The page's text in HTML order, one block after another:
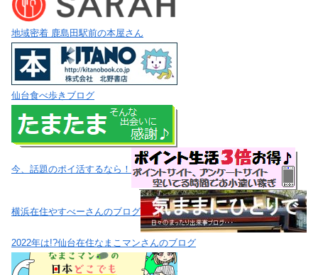
地域密着 鹿島田駅前の本屋さん
仙台食べ歩きブログ
今、話題のポイ活するなら！
横浜在住やすべーさんのブログ
2022年は!?仙台在住なまこマンさんのブログ